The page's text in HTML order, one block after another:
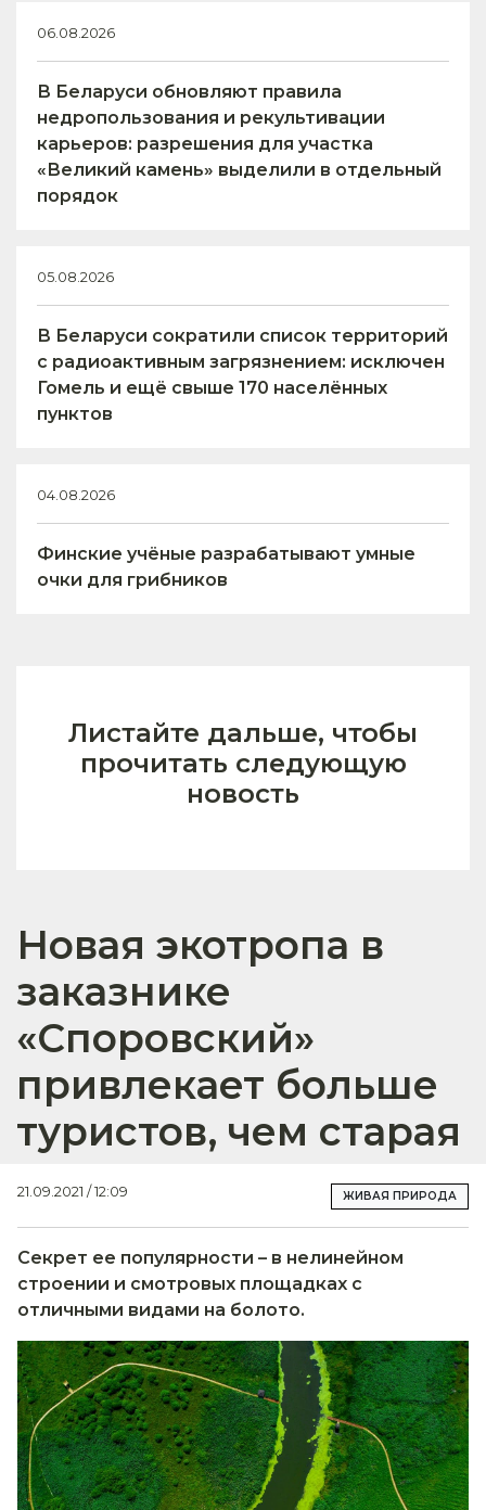
06.08.2026
В Беларуси обновляют правила
недропользования и рекультивации
карьеров: разрешения для участка
«Великий камень» выделили в отдельный
порядок
05.08.2026
В Беларуси сократили список территорий
с радиоактивным загрязнением: исключен
Гомель и ещё свыше 170 населённых
пунктов
04.08.2026
Финские учёные разрабатывают умные
очки для грибников
Листайте дальше, чтобы
прочитать следующую
новость
Новая экотропа в
заказнике
«Споровский»
привлекает больше
туристов, чем старая
21.09.2021 / 12:09 ЖИВАЯ ПРИРОДА
Секрет ее популярности – в нелинейном
строении и смотровых площадках с
отличными видами на болото.